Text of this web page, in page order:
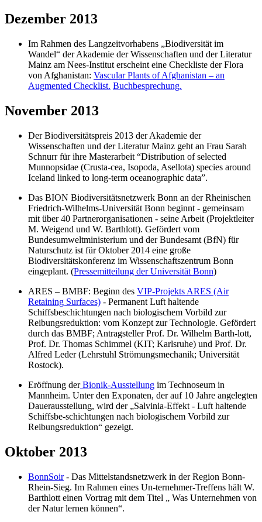
Dezember 2013
Im Rahmen des Langzeitvorhabens „Biodiversität im
Wandel“ der Akademie der Wissenschaften und der Literatur
Mainz am Nees-Institut erscheint eine Checkliste der Flora
von Afghanistan: Vascular Plants of Afghanistan – an
Augmented Checklist. Buchbesprechung.
November 2013
Der Biodiversitätspreis 2013 der Akademie der
Wissenschaften und der Literatur Mainz geht an Frau Sarah
Schnurr für ihre Masterarbeit “Distribution of selected
Munnopsidae (Crusta-cea, Isopoda, Asellota) species around
Iceland linked to long-term oceanographic data”.
Das BION Biodiversitätsnetzwerk Bonn an der Rheinischen
Friedrich-Wilhelms-Universität Bonn beginnt - gemeinsam
mit über 40 Partnerorganisationen - seine Arbeit (Projektleiter
M. Weigend und W. Barthlott). Gefördert vom
Bundesumweltministerium und der Bundesamt (BfN) für
Naturschutz ist für Oktober 2014 eine große
Biodiversitätskonferenz im Wissenschaftszentrum Bonn
eingeplant. (Pressemitteilung der Universität Bonn)
ARES – BMBF: Beginn des VIP-Projekts ARES (Air
Retaining Surfaces) - Permanent Luft haltende
Schiffsbeschichtungen nach biologischem Vorbild zur
Reibungsreduktion: vom Konzept zur Technologie. Gefördert
durch das BMBF; Antragsteller Prof. Dr. Wilhelm Barth-lott,
Prof. Dr. Thomas Schimmel (KIT; Karlsruhe) und Prof. Dr.
Alfred Leder (Lehrstuhl Strömungsmechanik; Universität
Rostock).
Eröffnung derBionik-Ausstellung im Technoseum in
Mannheim. Unter den Exponaten, der auf 10 Jahre angelegten
Dauerausstellung, wird der „Salvinia-Effekt - Luft haltende
Schiffsbe-schichtungen nach biologischem Vorbild zur
Reibungsreduktion“ gezeigt.
Oktober 2013
BonnSoir- Das Mittelstandsnetzwerk in der Region Bonn-
Rhein-Sieg. Im Rahmen eines Un-ternehmer-Treffens hält W.
Barthlott einen Vortrag mit dem Titel „ Was Unternehmen von
der Natur lernen können“.